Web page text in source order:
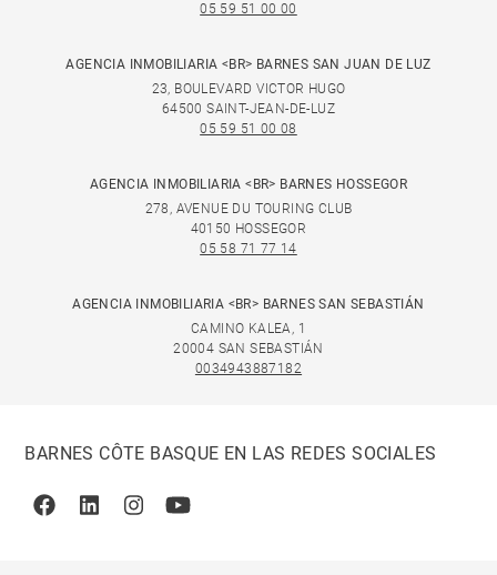
05 59 51 00 00
AGENCIA INMOBILIARIA <BR> BARNES SAN JUAN DE LUZ
23, BOULEVARD VICTOR HUGO
64500 SAINT-JEAN-DE-LUZ
05 59 51 00 08
AGENCIA INMOBILIARIA <BR> BARNES HOSSEGOR
278, AVENUE DU TOURING CLUB
40150 HOSSEGOR
05 58 71 77 14
AGENCIA INMOBILIARIA <BR> BARNES SAN SEBASTIÁN
CAMINO KALEA, 1
20004 SAN SEBASTIÁN
0034943887182
BARNES CÔTE BASQUE EN LAS REDES SOCIALES
FacebookLinkedinInstagramYoutube